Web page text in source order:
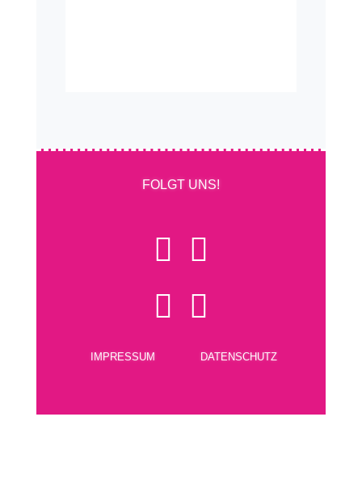
FOLGT UNS!


IMPRESSUM


DATENSCHUTZ